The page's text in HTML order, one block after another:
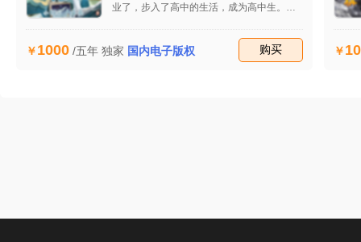
业了，步入了高中的生活，成为高中生。虽
是……储乐闻似乎不喜欢那些庸俗的女孩子
们，就这样的孤独着，原本是想着大学谈一
1000 /五年 独家 国内电子版权 购买